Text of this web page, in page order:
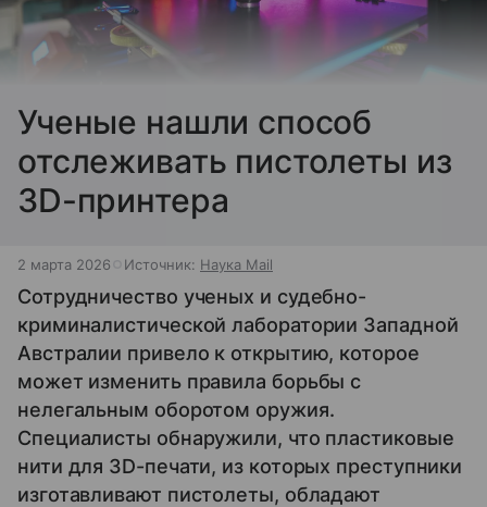
Ученые нашли способ
отслеживать пистолеты из
3D-принтера
2 марта 2026 Источник: Наука Mail
Сотрудничество ученых и судебно-
криминалистической лаборатории Западной
Австралии привело к открытию, которое
может изменить правила борьбы с
нелегальным оборотом оружия.
Специалисты обнаружили, что пластиковые
нити для 3D-печати, из которых преступники
изготавливают пистолеты, обладают